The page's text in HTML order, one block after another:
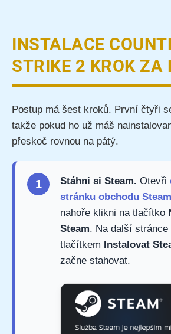
INSTALACE
STRIKE 2 KROK ZA
Postup má šest kroků. První čtyři
takže pokud ho už máš
přeskoč rovnou na pátý.
1 Stáhni si Steam. Otevři
stránku obchodu Steam
nahoře klikni na tlačítko
Steam. Na další
tlačítkem
Instalovat
začne stahovat.